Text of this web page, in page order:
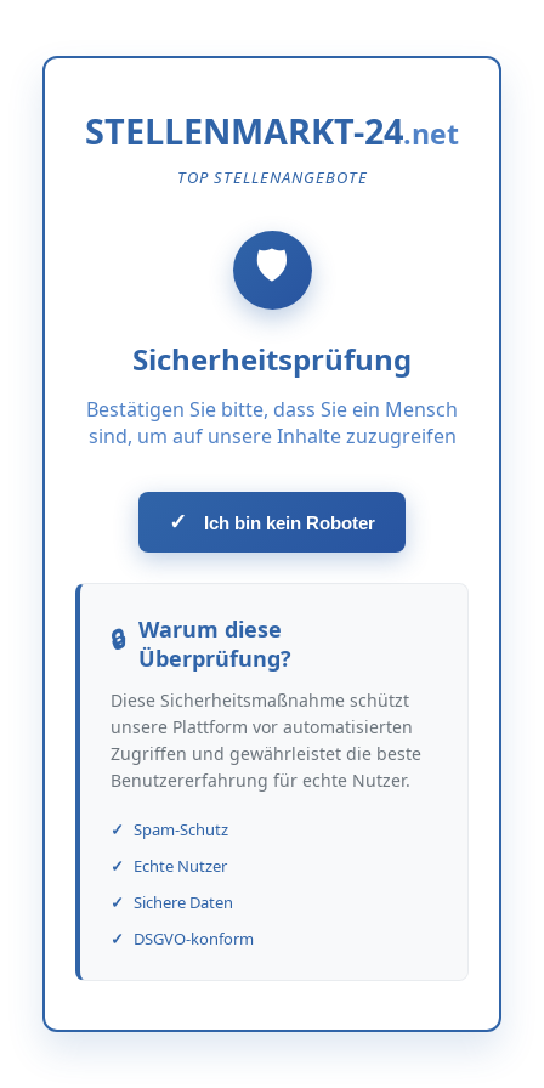
STELLENMARKT-24
TOP STELLENANGEBOTE
Sicherheitsprüfung
Bestätigen Sie bitte, dass Sie ein Mensch
sind, um auf unsere Inhalte zuzugreifen
✓ Ich bin kein Roboter
Warum diese
Überprüfung?
Diese Sicherheitsmaßnahme schützt
unsere Plattform vor automatisierten
Zugriffen und gewährleistet die beste
Benutzererfahrung für echte Nutzer.
Spam-Schutz
Echte Nutzer
Sichere Daten
DSGVO-konform